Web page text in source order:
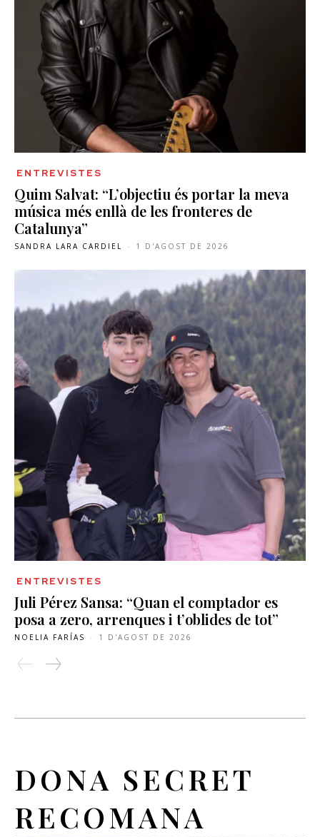
ENTREVISTES
Quim Salvat: “L’objectiu és portar la meva
música més enllà de les fronteres de
Catalunya”
SANDRA LARA CARDIEL - 1 D'AGOST DE 2026
ENTREVISTES
Juli Pérez Sansa: “Quan el comptador es
posa a zero, arrenques i t’oblides de tot”
NOELIA FARÍAS - 1 D'AGOST DE 2026
DONA SECRET
RECOMANA